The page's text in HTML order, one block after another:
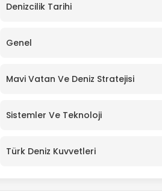
Denizcilik Tarihi
Genel
Mavi Vatan Ve Deniz Stratejisi
Sistemler Ve Teknoloji
Türk Deniz Kuvvetleri